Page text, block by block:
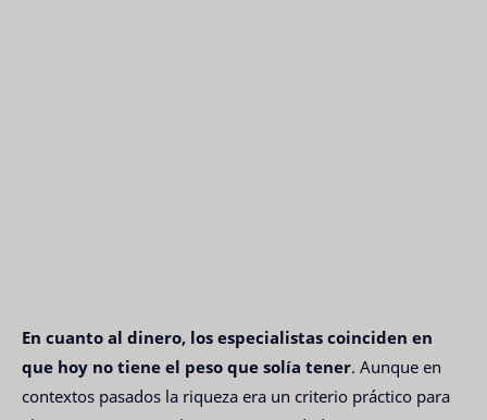
En cuanto al dinero, los especialistas coinciden en
que hoy no tiene el peso que solía tener. Aunque en
contextos pasados la riqueza era un criterio práctico para